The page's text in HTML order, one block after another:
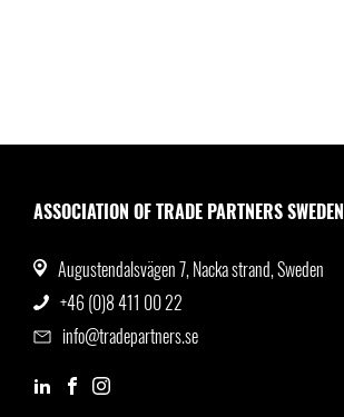
ASSOCIATION OF TRADE PARTNERS SWEDEN
Augustendalsvägen 7, Nacka strand, Sweden
+46 (0)8 411 00 22
info@tradepartners.se